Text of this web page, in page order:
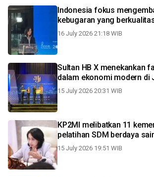
Indonesia fokus
kebugaran yang
16 July 2026 21:18 WIB
Sultan HB X menekankan
dalam ekonomi modern di
15 July 2026 20:31 WIB
KP2MI melibatkan 11
pelatihan SDM berdaya
15 July 2026 19:51 WIB